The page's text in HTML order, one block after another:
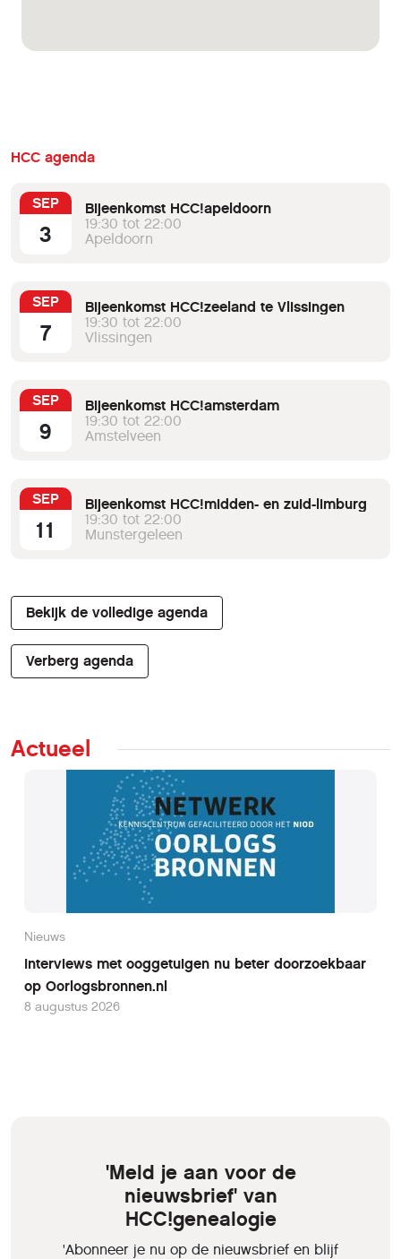
HCC agenda
SEP
3
Bijeenkomst HCC!apeldoorn
19:30 tot 22:00
Apeldoorn
SEP
7
Bijeenkomst HCC!zeeland te Vlissingen
19:30 tot 22:00
Vlissingen
SEP
9
Bijeenkomst HCC!amsterdam
19:30 tot 22:00
Amstelveen
SEP
11
Bijeenkomst HCC!midden- en zuid-limburg
19:30 tot 22:00
Munstergeleen
Bekijk de volledige agenda
Verberg agenda
Actueel
Nieuws
Interviews met ooggetuigen nu beter doorzoekbaar
op Oorlogsbronnen.nl
8 augustus 2026
'Meld je aan voor de
nieuwsbrief' van
HCC!genealogie
'Abonneer je nu op de nieuwsbrief en blijf